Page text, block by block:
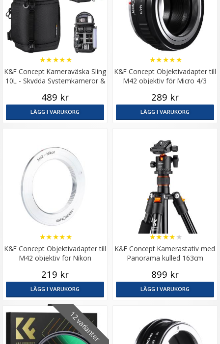
K&F Concept Kameraväska Sling
10L - Skydda Systemkameror &
★★★★★
489 kr
LÄGG I VARUKORG
K&F Concept Objektivadapter till
M42 objektiv för Micro 4/3
★★★★★
289 kr
LÄGG I VARUKORG
K&F Concept Objektivadapter till
M42 objektiv för Nikon
★★★★★
219 kr
LÄGG I VARUKORG
K&F Concept Kamerastativ med
Panorama kulled 163cm
★★★★ ★
899 kr
LÄGG I VARUKORG
12 varianter